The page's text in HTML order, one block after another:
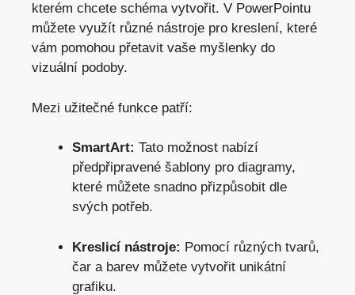
kterém chcete schéma vytvořit. ‌V PowerPointu
můžete využít různé nástroje pro kreslení, které
vám pomohou přetavit vaše‍ myšlenky do
vizuální podoby.
Mezi užitečné funkce patří:
SmartArt: Tato možnost nabízí
předpřipravené šablony pro ⁤diagramy,
které můžete snadno přizpůsobit dle
svých potřeb.
Kreslicí nástroje: Pomocí různých tvarů,
čar⁢ a barev můžete vytvořit⁤ unikátní
grafiku.